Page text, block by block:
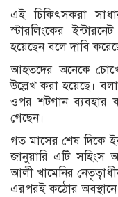
এই চিকিৎসকরা
স্টারলিংকের
হয়েছেন বলে দাবি
আহতদের অনেকে
উল্লেখ করা হয়েছে। বলা
ওপর শটগান ব্যবহার
গেছেন।
গত মাসের শেষ দিকে
জানুয়ারি এটি
আলী খামেনির
এরপরই কঠোর অবস্থানে